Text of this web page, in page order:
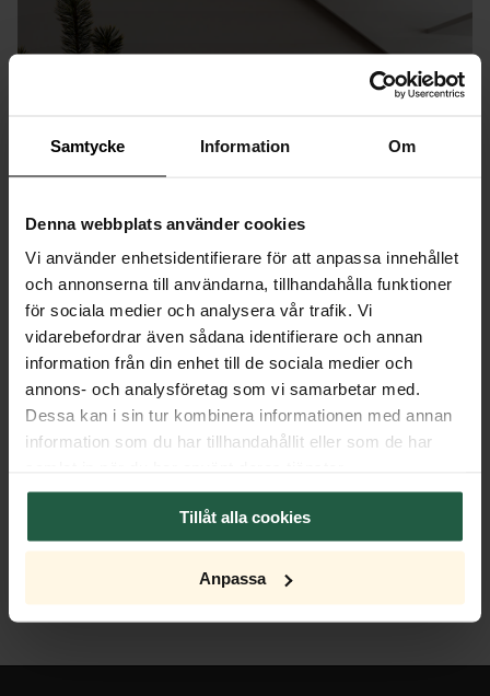
Samtycke Information Om
Denna webbplats använder cookies
Vi använder enhetsidentifierare för att anpassa innehållet
och annonserna till användarna, tillhandahålla funktioner
för sociala medier och analysera vår trafik. Vi
vidarebefordrar även sådana identifierare och annan
information från din enhet till de sociala medier och
annons- och analysföretag som vi samarbetar med.
Dessa kan i sin tur kombinera informationen med annan
information som du har tillhandahållit eller som de har
Tillåt alla cookies
Anpassa
Raw Light Bordslampa